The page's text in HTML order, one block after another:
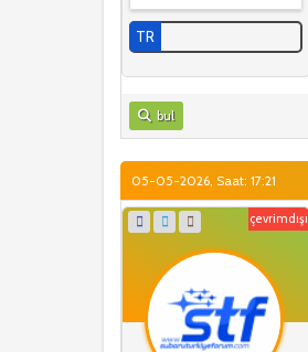
TR
bul
05-05-2026, Saat: 17:21
çevrimdışı